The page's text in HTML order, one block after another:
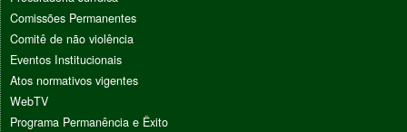
Comissões Permanentes
Comitê de não violência
Eventos Institucionais
Atos normativos vigentes
WebTV
Programa Permanência e Êxito